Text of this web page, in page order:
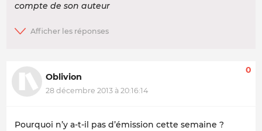
compte de son auteur
Oblivion
28 décembre 2013 à 20:16:14
0
Pourquoi n’y a-t-il pas d’émission cette semaine ?